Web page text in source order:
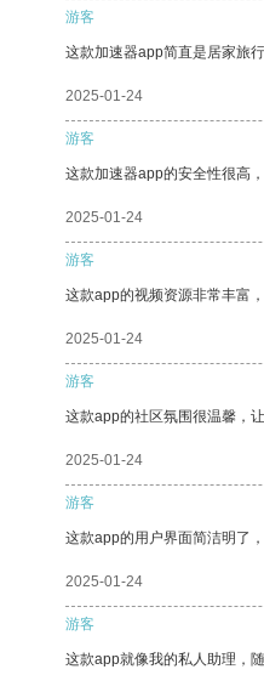
游客
这款加速器app简直是居家旅
2025-01-24
游客
这款加速器app的安全性很高
2025-01-24
游客
这款app的视频资源非常丰富
2025-01-24
游客
这款app的社区氛围很温馨，
2025-01-24
游客
这款app的用户界面简洁明了
2025-01-24
游客
这款app就像我的私人助理，